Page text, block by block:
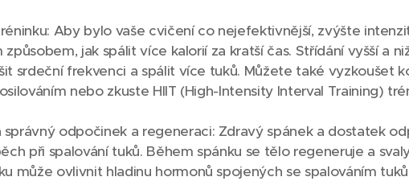
Aby bylo vaše cvičení co nejefektivnější, zvýšte
způsobem, jak spálit více kalorií za kratší čas. Střídání vyšší a
srdeční frekvenci a spálit více tuků. Můžete také vyzkoušet
nebo zkuste HIIT (High-Intensity Interval Training)
odpočinek a regeneraci: Zdravý spánek a dostatek
při spalování tuků. Během spánku se tělo regeneruje a
může ovlivnit hladinu hormonů spojených se spalováním